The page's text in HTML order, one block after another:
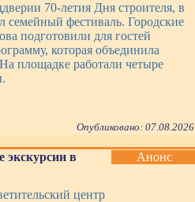
70-летия Дня строителя, в
семейный фестиваль. Городские
подготовили для гостей
которая объединила
площадке работали четыре
Опубликовано: 07.08.2026
экскурсии в
Анонс
центр